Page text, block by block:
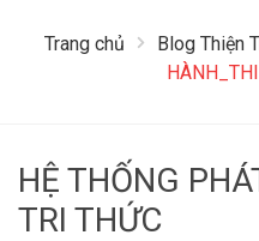
Trang chủ Blog Thiện
HỆ THỐNG
TRI THỨC